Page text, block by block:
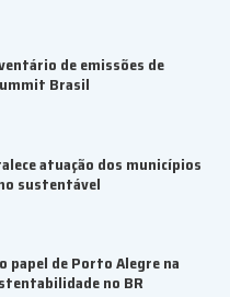
de emissões de
Brasil
atuação dos municípios
sustentável
papel de Porto Alegre na
no BR